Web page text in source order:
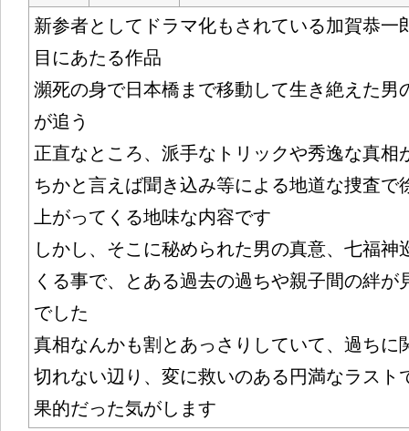
新参者としてドラマ化もされている加賀恭一
目にあたる作品
瀕死の身で日本橋まで移動して生き絶えた男
が追う
正直なところ、派手なトリックや秀逸な真相
ちかと言えば聞き込み等による地道な捜査で
上がってくる地味な内容です
しかし、そこに秘められた男の真意、七福神
くる事で、とある過去の過ちや親子間の絆が
でした
真相なんかも割とあっさりしていて、過ちに
切れない辺り、変に救いのある円満なラスト
果的だった気がします